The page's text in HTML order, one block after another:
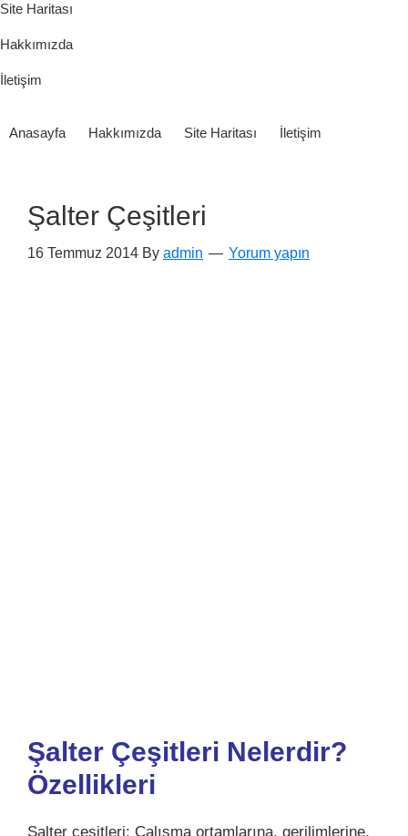
Site Haritası
Hakkımızda
İletişim
Anasayfa Hakkımızda Site Haritası İletişim
Şalter Çeşitleri
16 Temmuz 2014 By admin Yorum yapın
Şalter Çeşitleri Nelerdir?
Özellikleri
Şalter çeşitleri: Çalışma ortamlarına, gerilimlerine,